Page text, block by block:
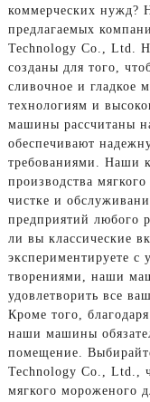
коммерческих нужд?
предлагаемых
Technology Co., Ltd.
созданы для того,
сливочное и гладкое
технологиям и
машины рассчитаны
обеспечивают
требованиями. Наши
производства
чистке и
предприятий любого
ли вы классические
экспериментируете
творениями, наши
удовлетворить все
Кроме того,
наши машины
помещение.
Technology Co., Ltd.,
мягкого мороженого